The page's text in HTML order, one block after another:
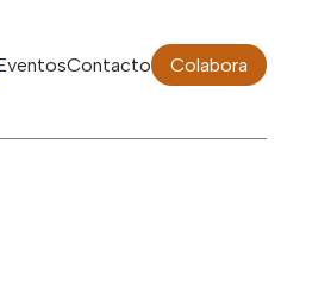
Contacto Colabora